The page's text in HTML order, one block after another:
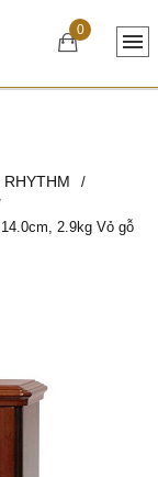
0
/
2.9kg Vỏ gỗ